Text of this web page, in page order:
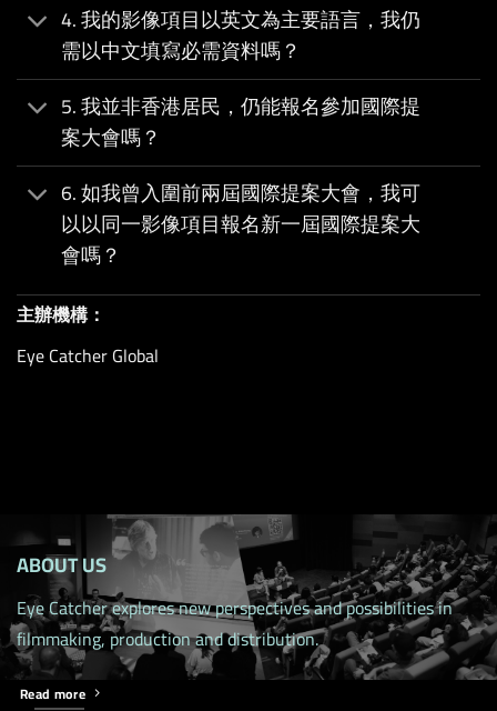
4. 我的影像項目以英文為主要語言，我仍
需以中文填寫必需資料嗎？
5. 我並非香港居民，仍能報名參加國際提
案大會嗎？
6. 如我曾入圍前兩屆國際提案大會，我可
以以同一影像項目報名新一屆國際提案大
會嗎？
主辦機構：
Eye Catcher Global
ABOUT US
Eye Catcher explores new perspectives and possibilities in
filmmaking, production and distribution.
Read more